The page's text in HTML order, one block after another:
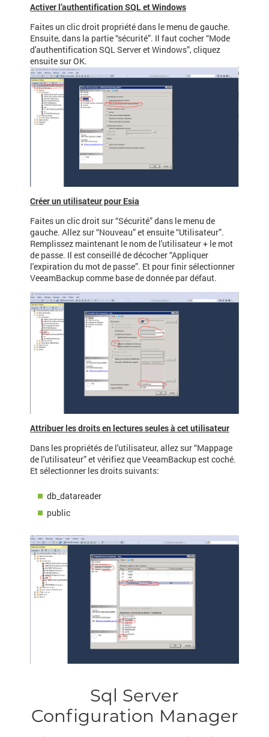
Activer l’authentification SQL et Windows
Faites un clic droit propriété dans le menu de gauche.
Ensuite, dans la partie “sécurité”. Il faut cocher “Mode
d'authentification SQL Server et Windows”, cliquez
ensuite sur OK.
Créer un utilisateur pour Esia
Faites un clic droit sur “Sécurité” dans le menu de
gauche. Allez sur “Nouveau” et ensuite “Utilisateur”.
Remplissez maintenant le nom de l'utilisateur + le mot
de passe. Il est conseillé de décocher “Appliquer
l'expiration du mot de passe”. Et pour finir sélectionner
VeeamBackup comme base de donnée par défaut.
Attribuer les droits en lectures seules à cet utilisateur
Dans les propriétés de l'utilisateur, allez sur “Mappage
de l'utilisateur” et vérifiez que VeeamBackup est coché.
Et sélectionner les droits suivants:
db_datareader
public
Sql Server
Configuration Manager